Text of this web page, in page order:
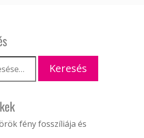
Keresés
fény fosszíliája és